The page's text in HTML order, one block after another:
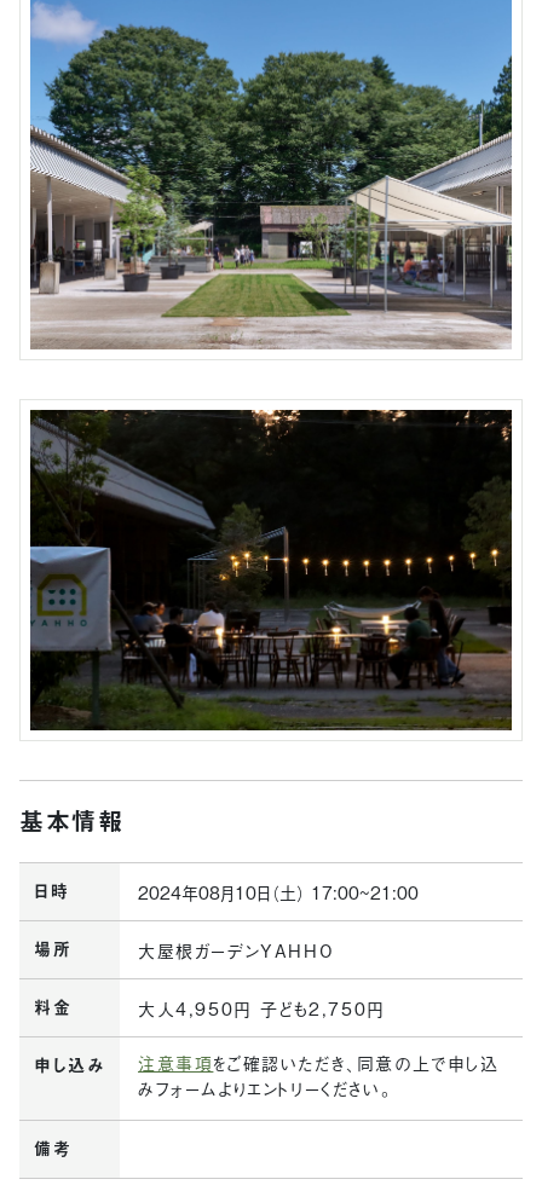
基本情報
日時 2024年08月10日（土） 17:00~21:00
場所 大屋根ガーデンYAHHO
料金 大人4,950円 子ども2,750円
申し込み 注意事項をご確認いただき、同意の上で申し込
みフォームよりエントリーください。
備考